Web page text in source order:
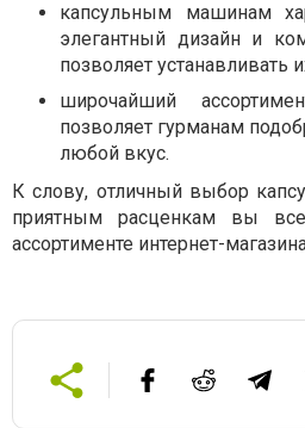
капсульным машинам
элегантный дизайн и
позволяет устанавливать
широчайший
позволяет гурманам
любой вкус.
К слову, отличный выбор
приятным расценкам вы
ассортименте интернет-